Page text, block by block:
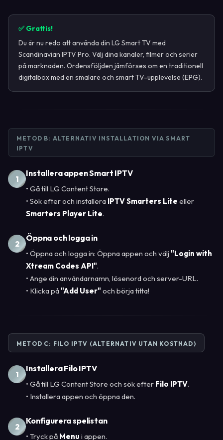
✅ Grattis!
Du är nu redo att använda din LG Smart TV med
Scandinavian IPTV Pro. Välj dina kanaler, filmer och serier
på marknaden. Ordensföljden jämförses om en traditionell
digitalbox med en smalare och smart TV-upplevelse (EPG).
METOD B: ALTERNATIV INSTALLATION VIA SMART
IPTV
1
Installera appen Smart IPTV
• Gå till LG Content Store.
• Sök efter och installera IPTV Smarters Lite eller
Smarters Player Lite.
2
Öppna och logga in
• Öppna och logga in: Öppna appen och välj "Login with
Xtream Codes API".
• Ange din användarnamn, lösenord och server-URL.
• Klicka på"Add User" och börja titta!
METOD C: FILO IPTV (ALTERNATIV UTAN KOSTNAD)
1
Installera Filo IPTV
• Gå till LG Content Store och sök efter Filo IPTV.
• Installera appen och öppna den.
2
Konfigurera spelistan
• Tryck på Menu i appen.